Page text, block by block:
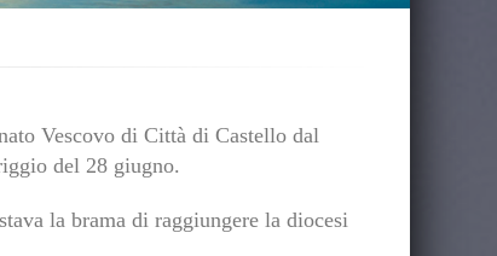
Vescovo di Città di Castello dal
del 28 giugno.
la brama di raggiungere la diocesi